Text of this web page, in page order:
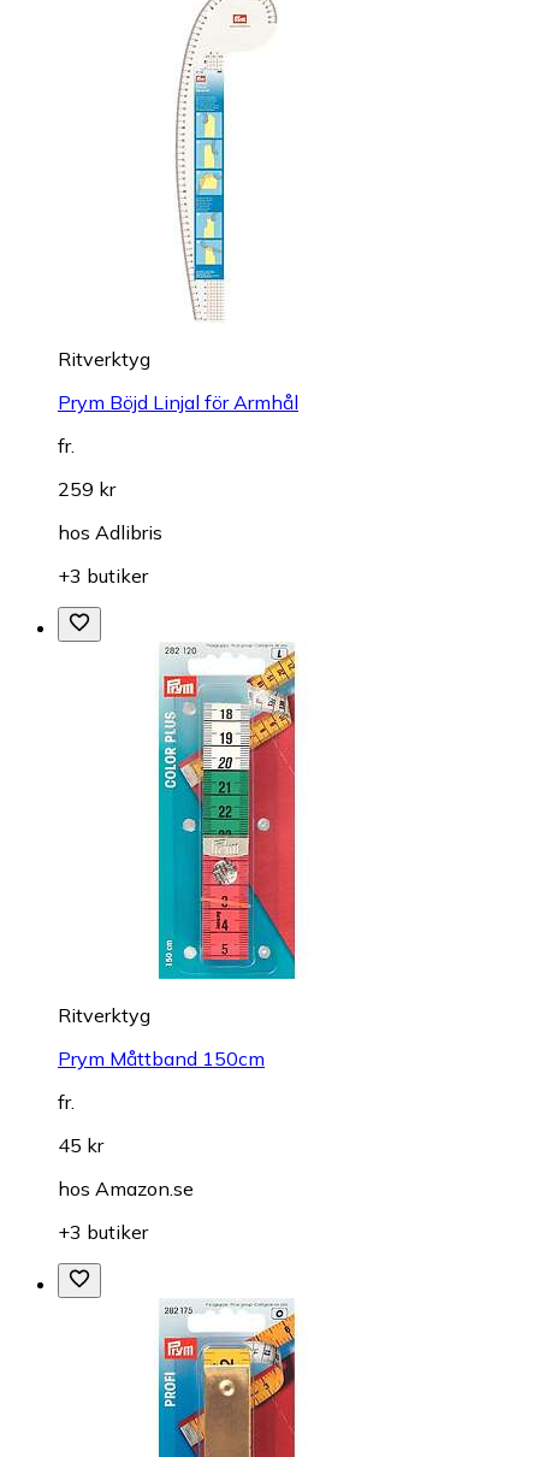
Ritverktyg
Prym Böjd Linjal för Armhål
fr.
259 kr
hos Adlibris
+3 butiker
Ritverktyg
Prym Måttband 150cm
fr.
45 kr
hos Amazon.se
+3 butiker